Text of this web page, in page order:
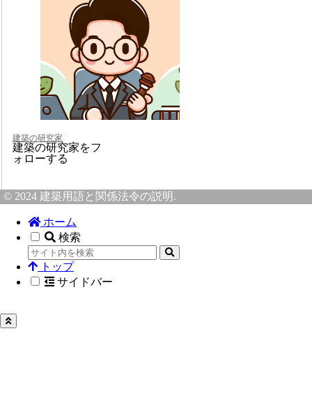
建築の研究家
建築の研究家をフ
ォローする
© 2024 建築用語と関係法令の説明.
ホーム
検索
トップ
サイドバー